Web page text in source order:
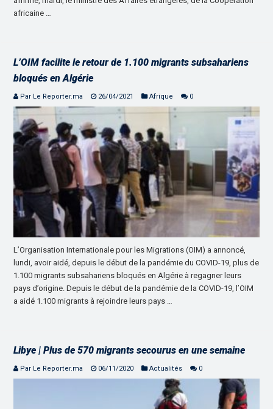
africaine …
L’OIM facilite le retour de 1.100 migrants subsahariens
bloqués en Algérie
Par Le Reporter.ma 26/04/2021 Afrique 0
L’Organisation Internationale pour les Migrations (OIM) a annoncé,
lundi, avoir aidé, depuis le début de la pandémie du COVID-19, plus de
1.100 migrants subsahariens bloqués en Algérie à regagner leurs
pays d’origine. Depuis le début de la pandémie de la COVID-19, l’OIM
a aidé 1.100 migrants à rejoindre leurs pays …
Libye | Plus de 570 migrants secourus en une semaine
Par Le Reporter.ma 06/11/2020 Actualités 0